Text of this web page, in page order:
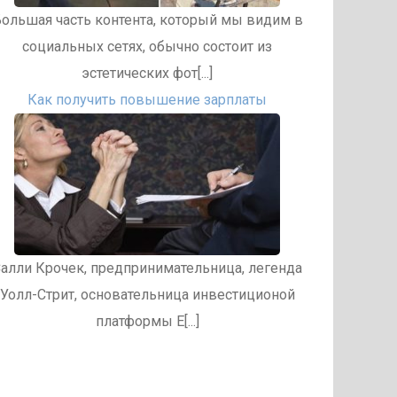
часть контента, который мы видим в
социальных сетях, обычно состоит из
эстетических фот[...]
Как получить повышение зарплаты
Крочек, предпринимательница, легенда
Уолл-Стрит, основательница инвестиционой
платформы E[...]